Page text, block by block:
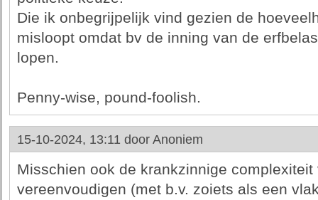
Die ik onbegrijpelijk vind gezien de
misloopt omdat bv de inning van de
lopen.
Penny-wise, pound-foolish.
15-10-2024, 13:11 door Anoniem
Misschien ook de krankzinnige
vereenvoudigen (met b.v. zoiets als een